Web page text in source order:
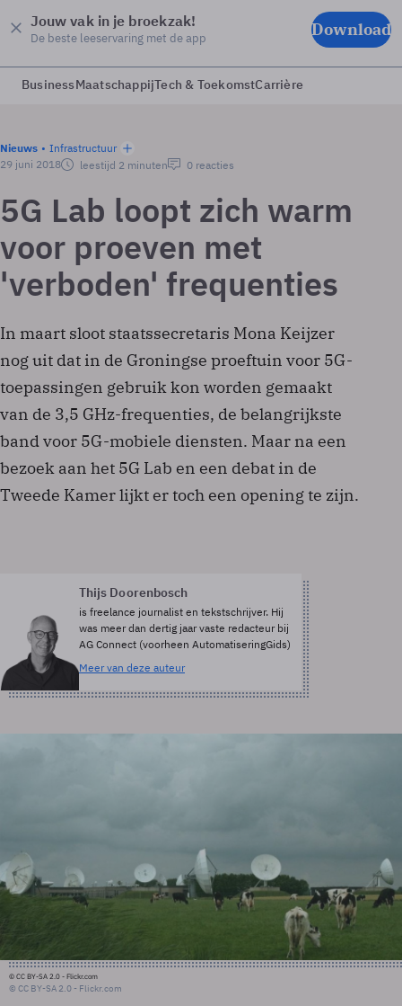
Jouw vak in je broekzak!
De beste leeservaring met de app Download
BusinessMaatschappijTech & ToekomstCarrière
Nieuws
Infrastructuur
29 juni 2018
leestijd 2 minuten 0 reacties
5G Lab loopt zich warm
voor proeven met
'verboden' frequenties
In maart sloot staatssecretaris Mona Keijzer
nog uit dat in de Groningse proeftuin voor 5G-
toepassingen gebruik kon worden gemaakt
van de 3,5 GHz-frequenties, de belangrijkste
band voor 5G-mobiele diensten. Maar na een
bezoek aan het 5G Lab en een debat in de
Tweede Kamer lijkt er toch een opening te zijn.
Thijs Doorenbosch
is freelance journalist en tekstschrijver. Hij
was meer dan dertig jaar vaste redacteur bij
AG Connect (voorheen AutomatiseringGids)
Meer van deze auteur
© CC BY-SA 2.0 - Flickr.com
© CC BY-SA 2.0 - Flickr.com